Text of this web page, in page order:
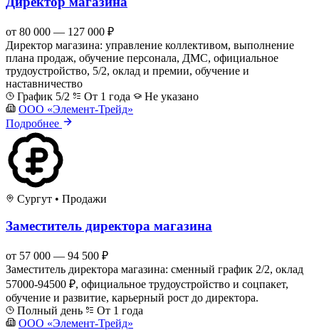
от 80 000 — 127 000 ₽
Директор магазина: управление коллективом, выполнение
плана продаж, обучение персонала, ДМС, официальное
трудоустройство, 5/2, оклад и премии, обучение и
наставничество
График 5/2
От 1 года
Не указано
ООО «Элемент-Трейд»
Подробнее
Сургут • Продажи
Заместитель директора магазина
от 57 000 — 94 500 ₽
Заместитель директора магазина: сменный график 2/2, оклад
57000-94500 ₽, официальное трудоустройство и соцпакет,
обучение и развитие, карьерный рост до директора.
Полный день
От 1 года
ООО «Элемент-Трейд»